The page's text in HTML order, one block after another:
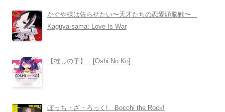
かぐや様は告らせたい〜天才たちの恋愛頭脳戦〜
Kaguya-sama: Love Is War
【推しの子】 [Oshi No Ko]
ぼっち・ざ・ろっく! Bocchi the Rock!